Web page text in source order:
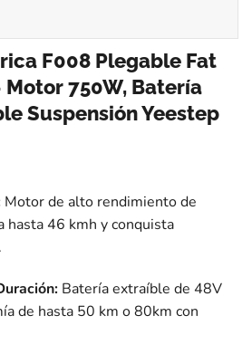
F008 Plegable Fat
Motor 750W, Batería
Suspensión Yeestep
Motor de alto rendimiento de
46 kmh y conquista
Batería extraíble de 48V
de hasta 50 km o 80km con